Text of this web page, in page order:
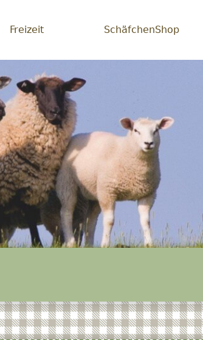
Freizeit SchäfchenShop